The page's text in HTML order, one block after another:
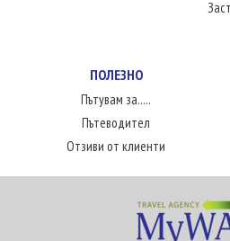
ПОЛЕЗНО
Пътувам за.....
Пътеводител
Отзиви от клиенти